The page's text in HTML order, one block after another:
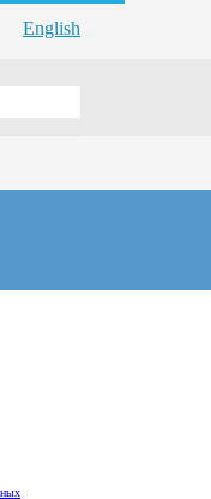
English